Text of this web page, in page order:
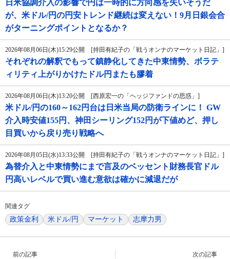
日米協調介入の影響で円は一時的に方向感を失いそうだ
が、米ドル/円の円安トレンド継続は変えない！9月日銀会合
がターニングポイントとなるか？
2026年08月06日(木)15:29公開 [持田有紀子の「戦うオンナのマーケット日記」]
それぞれの解釈でもって鎮静化してきた中東情勢、ボラテ
ィリティ上がりかけたドル円またも膠着
2026年08月06日(木)13:20公開 [西原宏一の「ヘッジファンドの思惑」]
米ドル/円の160～162円台は日米当局の防衛ラインに！ GW
介入時安値155円、神田シーリング152円が下値めど、押し
目買いから戻り売り戦略へ
2026年08月05日(水)13:33公開 [持田有紀子の「戦うオンナのマーケット日記」]
為替介入と中東情勢にまで言及のベッセント財務長官ドル
円高いレベルで買い進む意欲は確かに減退だが
関連タグ
政策金利 米ドル/円 マーケット 志摩力男
前の記事 次の記事